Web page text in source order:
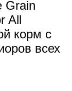
Grain
All
корм с
всех